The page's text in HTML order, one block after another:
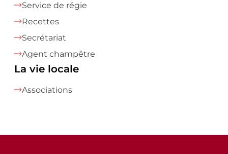
Service de régie
Recettes
Secrétariat
Agent champêtre
La vie locale
Associations